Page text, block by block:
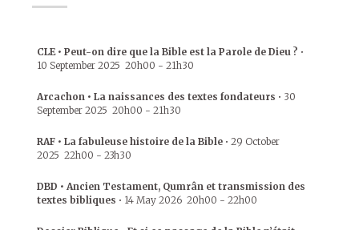
CLE • Peut-on dire que la Bible est la Parole de Dieu ? •
10 September 2025 20h00 - 21h30
Arcachon • La naissances des textes fondateurs • 30
September 2025 20h00 - 21h30
RAF • La fabuleuse histoire de la Bible • 29 October
2025 22h00 - 23h30
DBD • Ancien Testament, Qumrân et transmission des
textes bibliques • 14 May 2026 20h00 - 22h00